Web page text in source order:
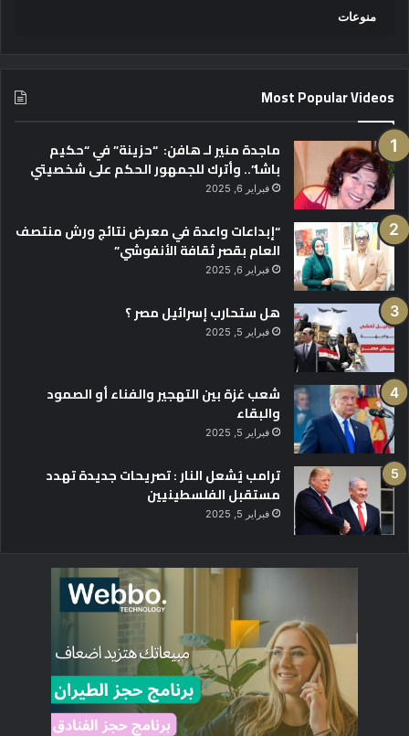
منوعات
Most Popular Videos
ماجدة منير لـ هافن: “حزينة” في “حكيم
باشا”.. وأترك للجمهور الحكم على شخصيتي
فبراير 6, 2025
“إبداعات واعدة في معرض نتائج ورش منتصف
العام بقصر ثقافة الأنفوشي”
فبراير 6, 2025
هل ستحارب إسرائيل مصر ؟
فبراير 5, 2025
شعب غزة بين التهجير والفناء أو الصمود
والبقاء
فبراير 5, 2025
ترامب يُشعل النار : تصريحات جديدة تهدد
مستقبل الفلسطينيين
فبراير 5, 2025